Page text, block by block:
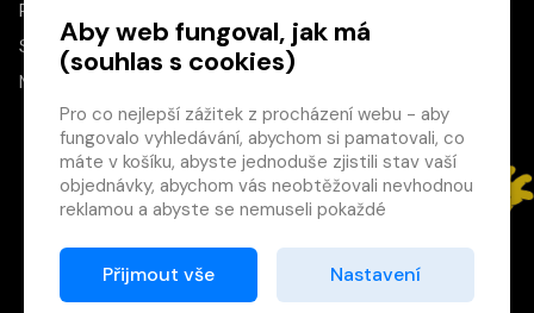
×
Máte u nás již
registrovaný
účet?
Registrací získáte slevu
na zboží ve výši 15 %
PO–PÁ
SO
10:00–13:00
NE
Aby web fungoval, jak má
(souhlas s cookies)
Pro co nejlepší zážitek z procházení webu - aby
fungovalo vyhledávání, abychom si pamatovali, co
máte v košíku, abyste jednoduše zjistili stav vaší
objednávky, abychom vás neobtěžovali nevhodnou
reklamou a abyste se nemuseli pokaždé
Proto od vás potřebujeme souhlas se
zpracováním souborů cookies
Přijmout vše Nastavení